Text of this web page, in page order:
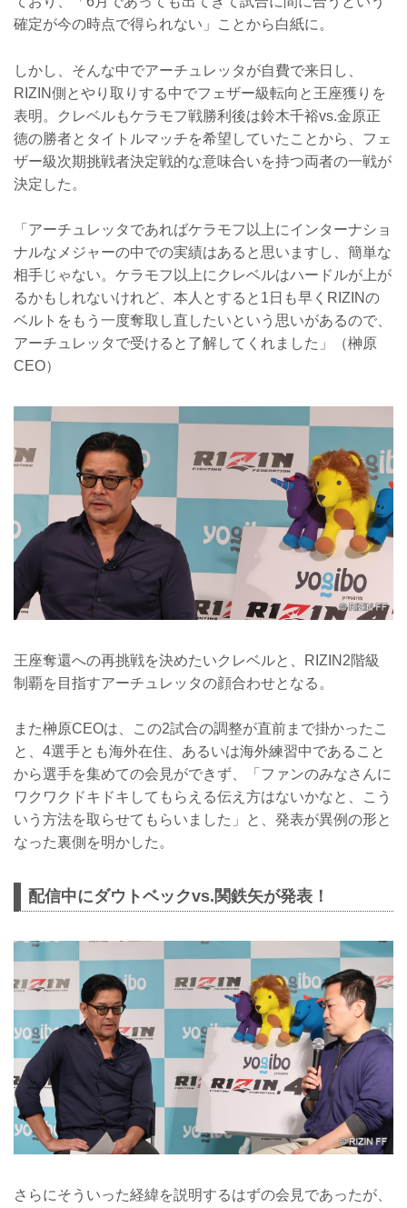
確定が今の時点で得られない」ことから白紙に。
しかし、そんな中でアーチュレッタが自費で来日し、
RIZIN側とやり取りする中でフェザー級転向と王座獲りを
表明。クレベルもケラモフ戦勝利後は鈴木千裕vs.金原正
徳の勝者とタイトルマッチを希望していたことから、フェ
ザー級次期挑戦者決定戦的な意味合いを持つ両者の一戦が
決定した。
「アーチュレッタであればケラモフ以上にインターナショ
ナルなメジャーの中での実績はあると思いますし、簡単な
相手じゃない。ケラモフ以上にクレベルはハードルが上が
るかもしれないけれど、本人とすると1日も早くRIZINの
ベルトをもう一度奪取し直したいという思いがあるので、
アーチュレッタで受けると了解してくれました」（榊原
CEO）
王座奪還への再挑戦を決めたいクレベルと、RIZIN2階級
制覇を目指すアーチュレッタの顔合わせとなる。
また榊原CEOは、この2試合の調整が直前まで掛かったこ
と、4選手とも海外在住、あるいは海外練習中であること
から選手を集めての会見ができず、「ファンのみなさんに
ワクワクドキドキしてもらえる伝え方はないかなと、こう
いう方法を取らせてもらいました」と、発表が異例の形と
なった裏側を明かした。
配信中にダウトベックvs.関鉄矢が発表！
さらにそういった経緯を説明するはずの会見であったが、